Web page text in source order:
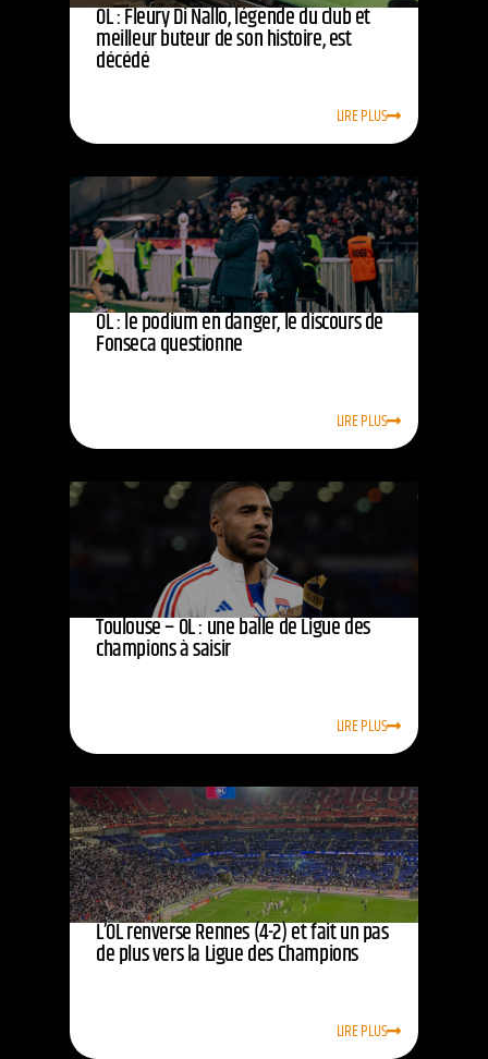
OL : Fleury Di Nallo, légende du club et
meilleur buteur de son histoire, est
décédé
LIRE PLUS
OL : le podium en danger, le discours de
Fonseca questionne
LIRE PLUS
Toulouse – OL : une balle de Ligue des
champions à saisir
LIRE PLUS
L’OL renverse Rennes (4-2) et fait un pas
de plus vers la Ligue des Champions
LIRE PLUS